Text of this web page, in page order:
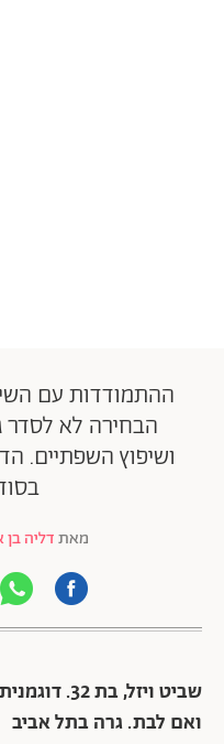
ההתמודדות עם
הבחירה לא לסדר
ושיפוץ השפתיים.
מאתדליה בן
שביט ויזל,
ואם לבת. גרה בתל אביב